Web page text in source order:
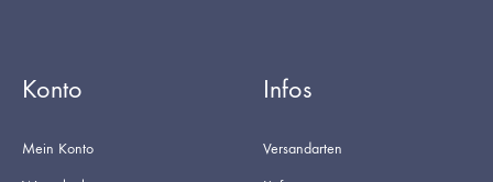
Konto
Mein Konto
Infos
Versandarten